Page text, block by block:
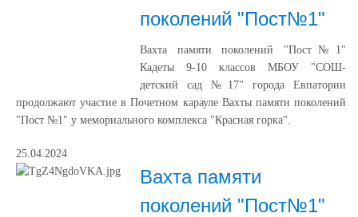
поколений "Пост№1"
Вахта памяти поколений "Пост№1"
Кадеты 9-10 классов МБОУ "СОШ-
детский сад №17" города Евпатории
продолжают участие в Почетном карауле Вахты памяти поколений
"Пост №1" у мемориального комплекса "Красная горка".
25.04.2024
Вахта памяти
поколений "Пост№1"